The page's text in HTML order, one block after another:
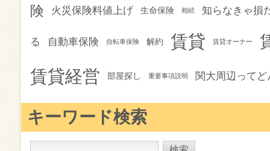
険 火災保険料値上げ 生命保険 相続 知らなきゃ損
る 自動車保険 自転車保険 解約 賃貸 賃貸オーナー
賃貸経営 部屋探し 重要事項説明 関大周辺って
キーワード検索